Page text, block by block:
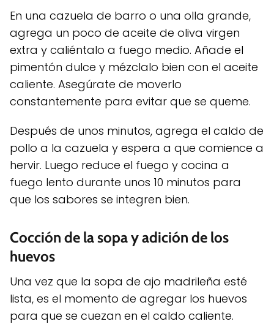
En una cazuela de barro o una olla grande,
agrega un poco de aceite de oliva virgen
extra y caliéntalo a fuego medio. Añade el
pimentón dulce y mézclalo bien con el aceite
caliente. Asegúrate de moverlo
constantemente para evitar que se queme.
Después de unos minutos, agrega el caldo de
pollo a la cazuela y espera a que comience a
hervir. Luego reduce el fuego y cocina a
fuego lento durante unos 10 minutos para
que los sabores se integren bien.
Cocción de la sopa y adición de los
huevos
Una vez que la sopa de ajo madrileña esté
lista, es el momento de agregar los huevos
para que se cuezan en el caldo caliente.